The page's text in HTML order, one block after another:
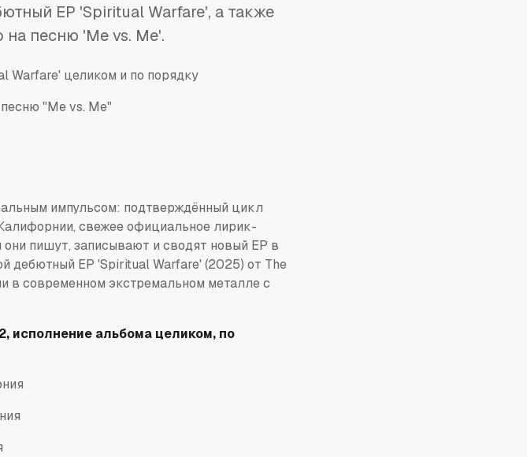
EP 'Spiritual Warfare', а также
песню 'Me vs. Me'.
Warfare' целиком и по порядку
"Me vs. Me"
импульсом: подтверждённый цикл
свежее официальное лирик-
пишут, записывают и сводят новый EP в
дебютный EP 'Spiritual Warfare' (2025) от The
в современном экстремальном металле с
, исполнение альбома целиком, по